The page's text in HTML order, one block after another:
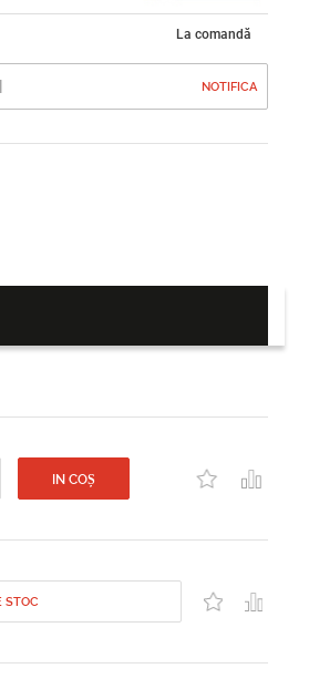
La comandă
NOTIFICA
IN COȘ
STOC